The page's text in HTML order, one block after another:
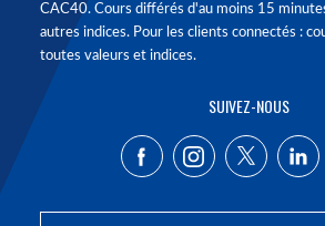
CAC40. Cours différés d'au moins 15
autres indices. Pour les clients connectés :
toutes valeurs et indices.
SUIVEZ-NOUS